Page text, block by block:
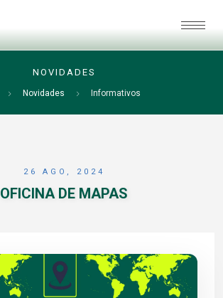
NOVIDADES
Novidades Informativos
26 AGO, 2024
OFICINA DE MAPAS